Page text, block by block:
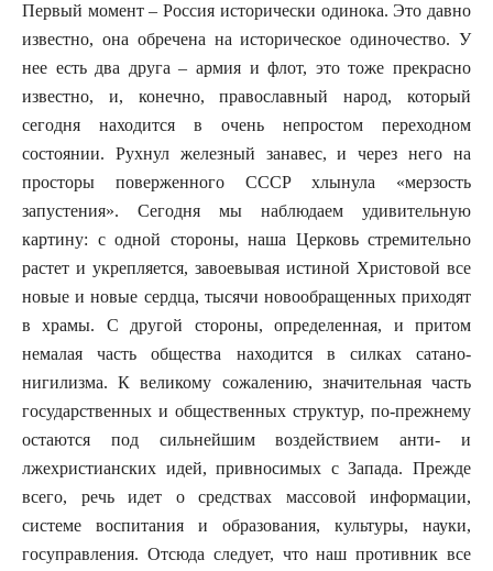
Первый момент – Россия исторически одинока. Это давно
известно, она обречена на историческое одиночество. У
нее есть два друга – армия и флот, это тоже прекрасно
известно, и, конечно, православный народ, который
сегодня находится в очень непростом переходном
состоянии. Рухнул железный занавес, и через него на
просторы поверженного СССР хлынула «мерзость
запустения». Сегодня мы наблюдаем удивительную
картину: с одной стороны, наша Церковь стремительно
растет и укрепляется, завоевывая истиной Христовой все
новые и новые сердца, тысячи новообращенных приходят
в храмы. С другой стороны, определенная, и притом
немалая часть общества находится в силках сатано-
нигилизма. К великому сожалению, значительная часть
государственных и общественных структур, по-прежнему
остаются под сильнейшим воздействием анти- и
лжехристианских идей, привносимых с Запада. Прежде
всего, речь идет о средствах массовой информации,
системе воспитания и образования, культуры, науки,
госуправления. Отсюда следует, что наш противник все